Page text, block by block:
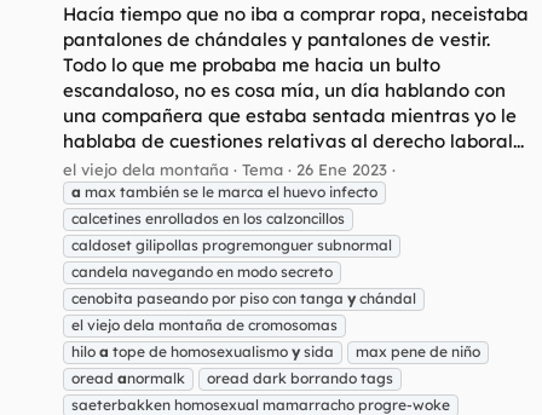
Hacía tiempo que no iba a comprar ropa, neceistaba
pantalones de chándales y pantalones de vestir.
Todo lo que me probaba me hacia un bulto
escandaloso, no es cosa mía, un día hablando con
una compañera que estaba sentada mientras yo le
hablaba de cuestiones relativas al derecho laboral...
el viejo dela montaña Tema 26 Ene 2023
a max también se le marca el huevo infecto
calcetines enrollados en los calzoncillos
caldoset gilipollas progremonguer subnormal
candela navegando en modo secreto
cenobita paseando por piso con tanga y chándal
el viejo dela montaña de cromosomas
hilo a tope de homosexualismo y sida
max pene de niño
oread anormalk
oread dark borrando tags
saeterbakken homosexual mamarracho progre-woke